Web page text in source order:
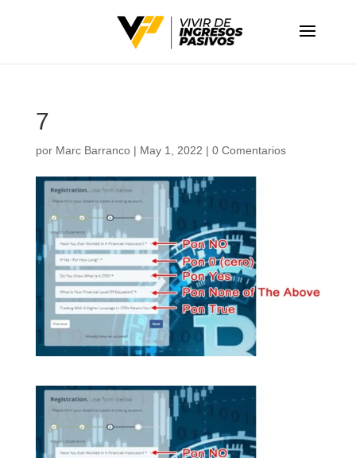
7
por Marc Barranco| May 1, 2022 | 0 Comentarios